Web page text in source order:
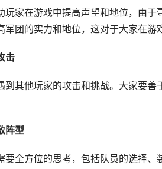
玩家在游戏中提高声望和地位，由
团的实力和地位，这对于大家在游
击
到其他玩家的攻击和挑战。大家要
阵型
要全方位的思考，包括队员的选择